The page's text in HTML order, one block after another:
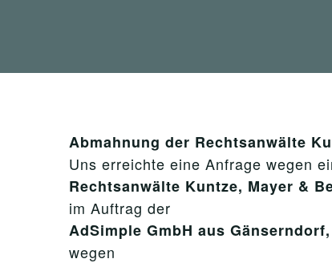
Abmahnung der Rechtsanwälte
Uns erreichte eine Anfrage wegen
Rechtsanwälte Kuntze, Mayer &
im Auftrag der
AdSimple GmbH aus
wegen